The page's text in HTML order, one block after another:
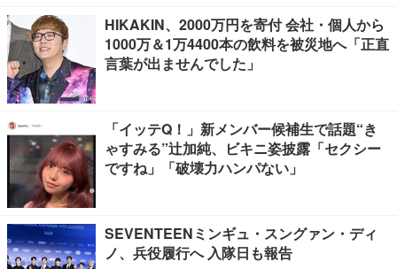
HIKAKIN、2000万円を寄付 会社・個人から
1000万＆1万4400本の飲料を被災地へ「正直
言葉が出ませんでした」
「イッテQ！」新メンバー候補生で話題“き
ゃすみる”辻加純、ビキニ姿披露「セクシー
ですね」「破壊力ハンパない」
SEVENTEENミンギュ・スングァン・ディ
ノ、兵役履行へ 入隊日も報告